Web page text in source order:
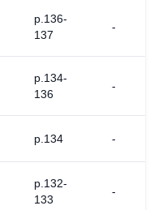
p.136-
137
-
p.134-
136
-
p.134 -
p.132-
133
-